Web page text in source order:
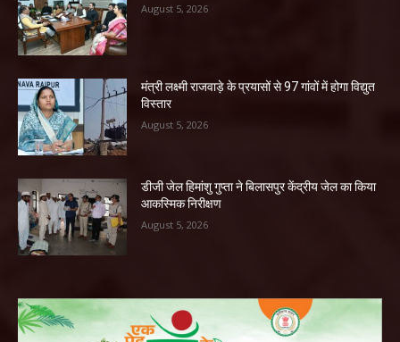
August 5, 2026
मंत्री लक्ष्मी राजवाड़े के प्रयासों से 97 गांवों में होगा विद्युत
विस्तार
August 5, 2026
डीजी जेल हिमांशु गुप्ता ने बिलासपुर केंद्रीय जेल का किया
आकस्मिक निरीक्षण
August 5, 2026